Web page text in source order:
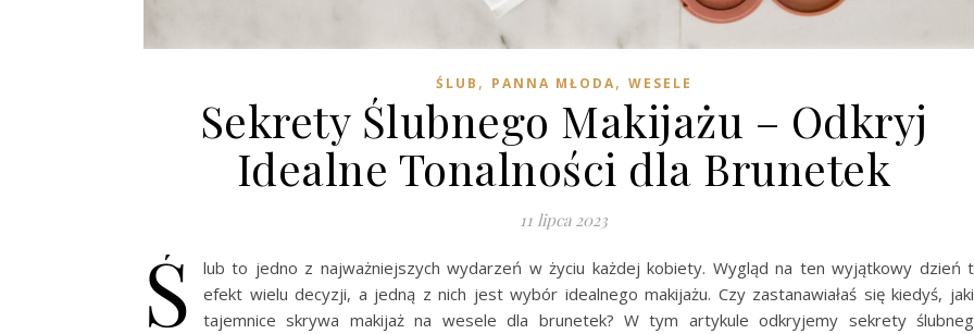
ŚLUB , PANNA MŁODA, WESELE
Sekrety Ślubnego Makijażu – Odkryj
Idealne Tonalności dla Brunetek
11 lipca 2023
Ś
lub to jedno z najważniejszych wydarzeń w życiu każdej kobiety. Wygląd na ten wyjątkowy dzień
efekt wielu decyzji, a jedną z nich jest wybór idealnego makijażu. Czy zastanawiałaś się kiedyś,
tajemnice skrywa makijaż na wesele dla brunetek? W tym artykule odkryjemy sekrety